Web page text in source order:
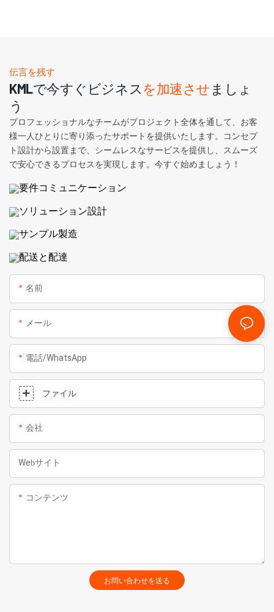
伝言を残す
KMLで今すぐビジネス を加速させ ましょ
う
プロフェッショナルなチームがプロジェクト全体を通して、お客
様一人ひとりに寄り添ったサポートを提供いたします。コンセプ
ト設計から設置まで、シームレスなサービスを提供し、スムーズ
で安心できるプロセスを実現します。今すぐ始めましょう！
要件コミュニケーション
ソリューション設計
サンプル製造
配送と配達
名前
メール
電話/WhatsApp
ファイル
会社
Webサイト
コンテンツ
お問い合わせを送る